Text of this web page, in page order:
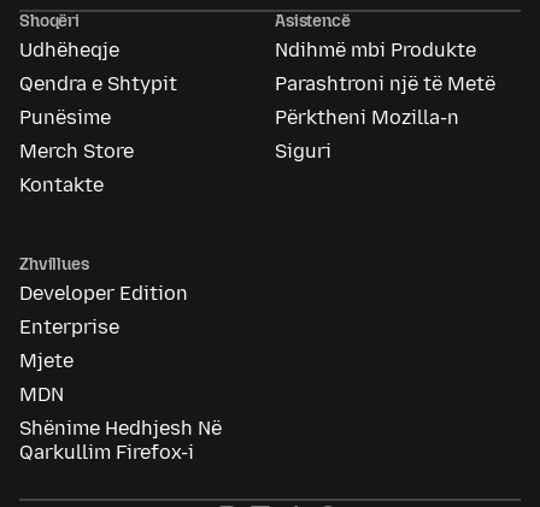
Shoqëri
Udhëheqje
Qendra e Shtypit
Punësime
Merch Store
Kontakte
Asistencë
Ndihmë mbi Produkte
Parashtroni një të Metë
Përktheni Mozilla-n
Siguri
Zhvillues
Developer Edition
Enterprise
Mjete
MDN
Shënime Hedhjesh Në
Qarkullim Firefox-i